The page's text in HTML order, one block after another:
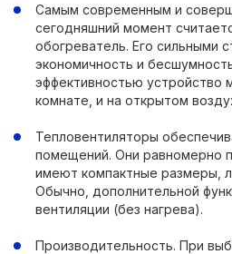
Самым современным и
сегодняшний момент
обогреватель. Его сильными
экономичность и
эффективностью устройство
комнате, и на открытом
Тепловентиляторы
помещений. Они равномерно
имеют компактные размеры,
Обычно, дополнительной
вентиляции (без нагрева).
Производительность. При